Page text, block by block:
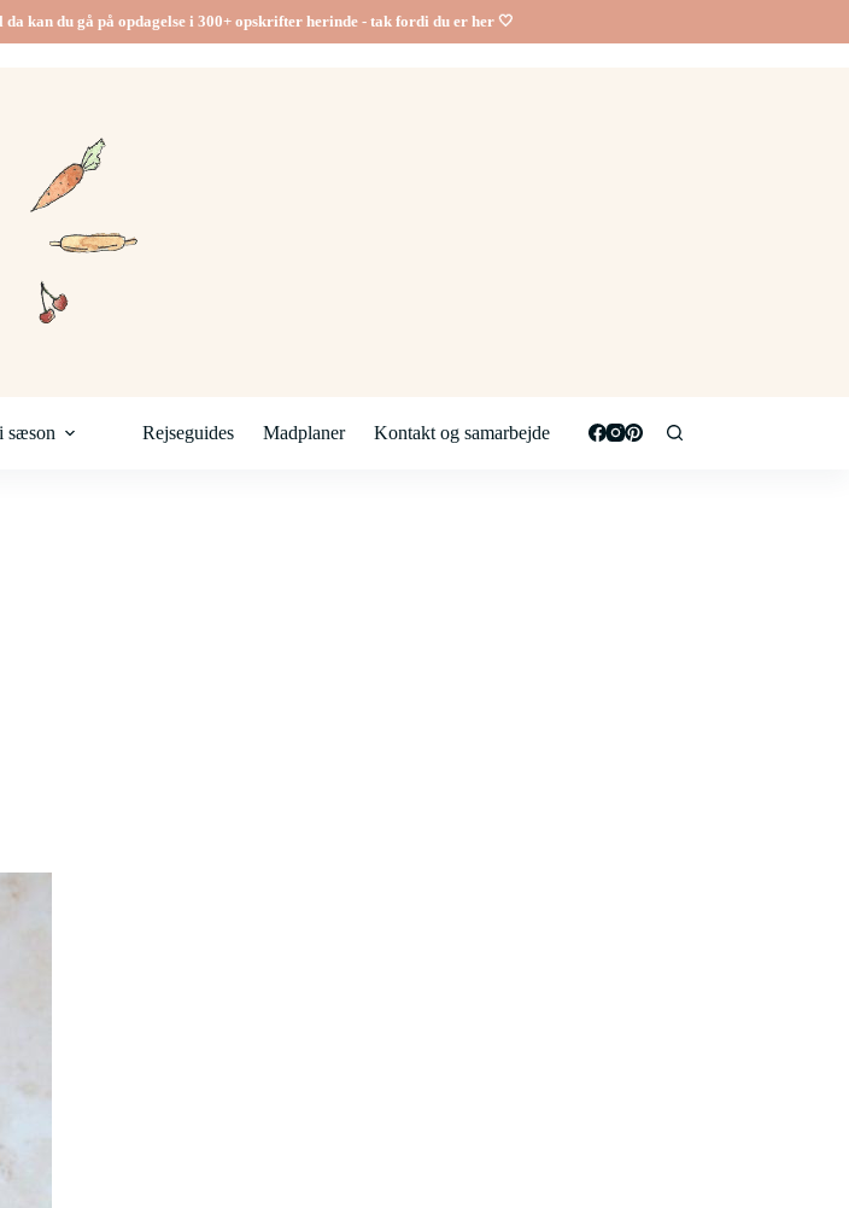
kan du gå på opdagelse i 300+ opskrifter herinde - tak fordi du er her 🤍
sæson Rejseguides Madplaner Kontakt og samarbejde